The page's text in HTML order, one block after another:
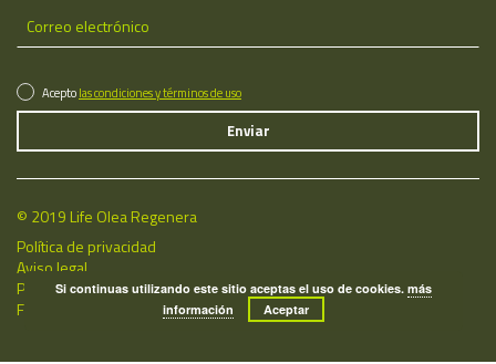
Aceptolas condiciones y términos de uso
© 2019 Life Olea Regenera
Política de privacidad
Aviso legal
Política de cookies
Fecha de última actualización: 07/08/2026
Si continuas utilizando este sitio aceptas el uso de cookies.más
información
Aceptar